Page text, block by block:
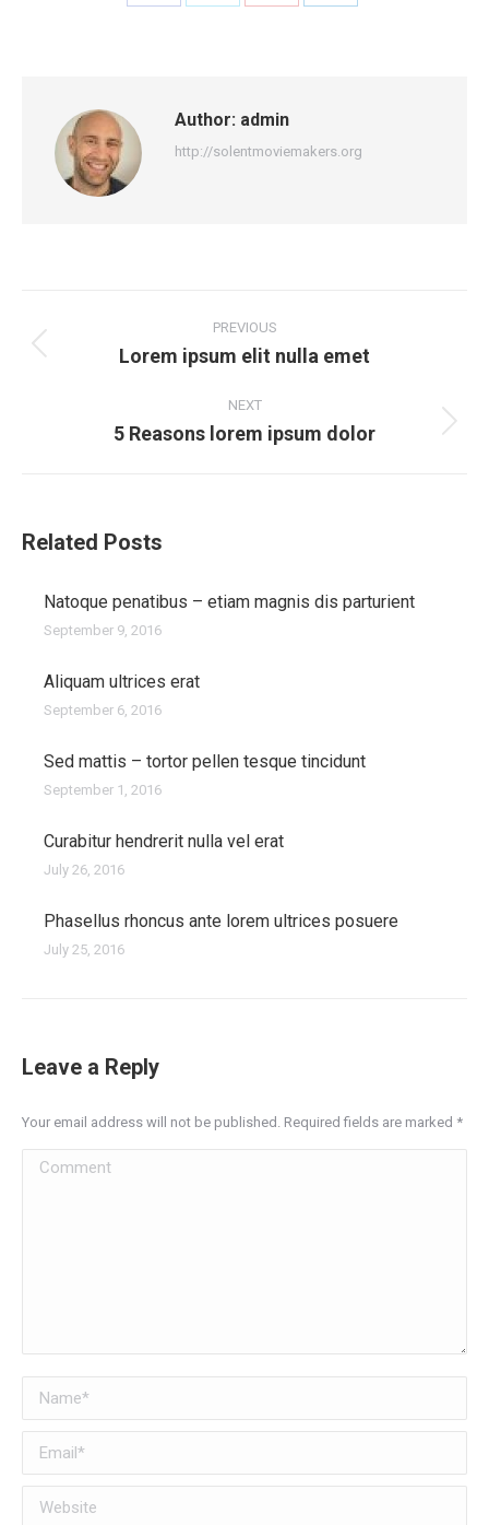
Share
Share
Share
Share
Author: admin
http://solentmoviemakers.org
navigation
PREVIOUS
Previous
Lorem ipsum elit nulla emet
NEXT
Next
5 Reasons lorem ipsum dolor
Related Posts
Natoque penatibus – etiam magnis dis parturient
September 9, 2016
Aliquam ultrices erat
September 6, 2016
Sed mattis – tortor pellen tesque tincidunt
September 1, 2016
Curabitur hendrerit nulla vel erat
July 26, 2016
Phasellus rhoncus ante lorem ultrices posuere
July 25, 2016
Leave a Reply
Your email address will not be published. Required fields are marked *
Comment
Name *
Email *
Website